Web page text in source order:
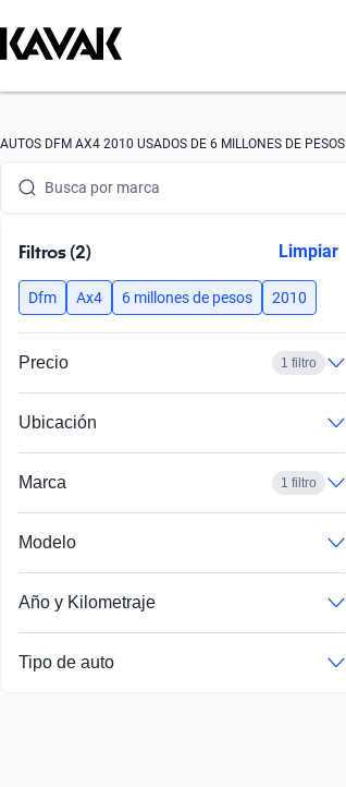
AUTOS DFM AX4 2010 USADOS DE 6 MILLONES DE PESOS
Busca por marca
Busca por versión
Busca por año
Busca por modelo
Filtros (2) Limpiar
Dfm Ax4 6 millones de pesos 2010
Precio 1 filtro
Ubicación
Marca 1 filtro
Modelo
Año y Kilometraje
Tipo de auto